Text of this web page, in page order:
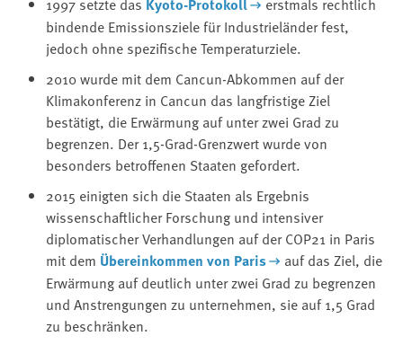
bindende Emissionsziele für Industrieländer fest,
jedoch ohne spezifische Temperaturziele.
2010 wurde mit dem Cancun-Abkommen auf der
Klimakonferenz in Cancun das langfristige Ziel
bestätigt, die Erwärmung auf unter zwei Grad zu
begrenzen. Der 1,5-Grad-Grenzwert wurde von
besonders betroffenen Staaten gefordert.
2015 einigten sich die Staaten als Ergebnis
wissenschaftlicher Forschung und intensiver
diplomatischer Verhandlungen auf der COP21 in Paris
mit dem Übereinkommen von Paris
auf das Ziel, die
Erwärmung auf deutlich unter zwei Grad zu begrenzen
und Anstrengungen zu unternehmen, sie auf 1,5 Grad
zu beschränken.